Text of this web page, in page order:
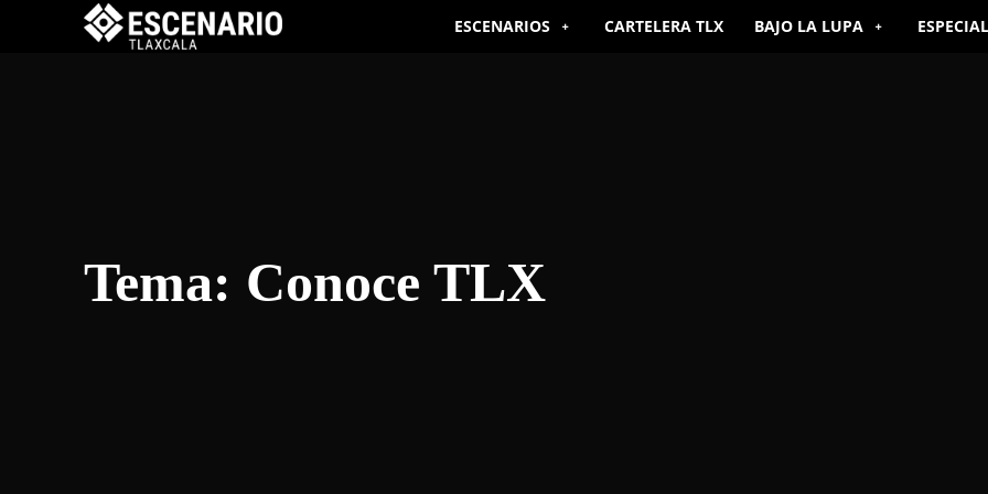
ESCENARIOS CARTELERA TLX BAJO LA LUPA
Tema: Conoce TLX